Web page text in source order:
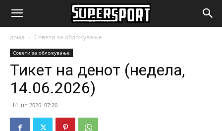
SuperSport.mk
дома Совети за обложување
Совети за обложување
Тикет на денот (недела,
14.06.2026)
14 Jun 2026. 07:20